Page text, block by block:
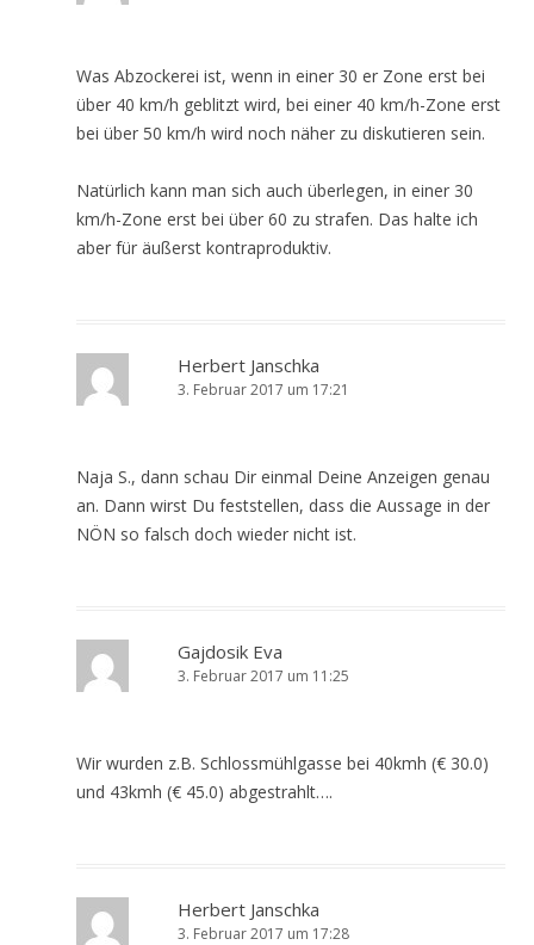
Was Abzockerei ist, wenn in einer 30 er Zone erst bei
über 40 km/h geblitzt wird, bei einer 40 km/h-Zone erst
bei über 50 km/h wird noch näher zu diskutieren sein.
Natürlich kann man sich auch überlegen, in einer 30
km/h-Zone erst bei über 60 zu strafen. Das halte ich
aber für äußerst kontraproduktiv.
Herbert Janschka
3. Februar 2017 um 17:21
Naja S., dann schau Dir einmal Deine Anzeigen genau
an. Dann wirst Du feststellen, dass die Aussage in der
NÖN so falsch doch wieder nicht ist.
Gajdosik Eva
3. Februar 2017 um 11:25
Wir wurden z.B. Schlossmühlgasse bei 40kmh (€ 30.0)
und 43kmh (€ 45.0) abgestrahlt….
Herbert Janschka
3. Februar 2017 um 17:28